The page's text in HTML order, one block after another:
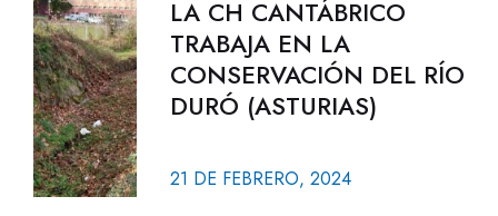
LA CH CANTÁBRICO
TRABAJA EN LA
CONSERVACIÓN DEL RÍO
DURÓ (ASTURIAS)
21 DE FEBRERO, 2024